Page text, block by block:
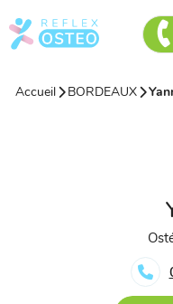
Accueil BORDEAUX